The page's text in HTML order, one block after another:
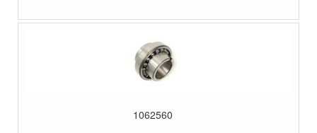
1062560